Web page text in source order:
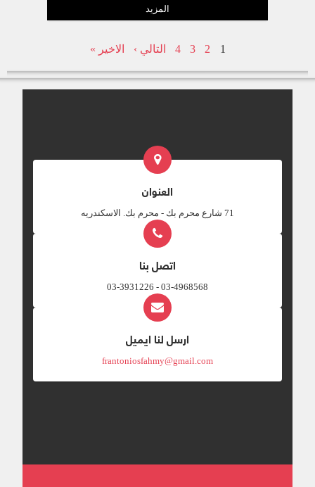
آخر الإبداع يتطلب تفكير الشباب وليس الشباب
نفسه هل أنت هاديء جدا لتبدع ؟ تعلم كيف
المزيد
1
2
3
4 التالي › الاخير »
العنوان
‎71 شارع محرم بك - محرم بك. الاسكندريه
اتصل بنا
03-4968568 - 03-3931226
ارسل لنا ايميل
frantoniosfahmy@gmail.com